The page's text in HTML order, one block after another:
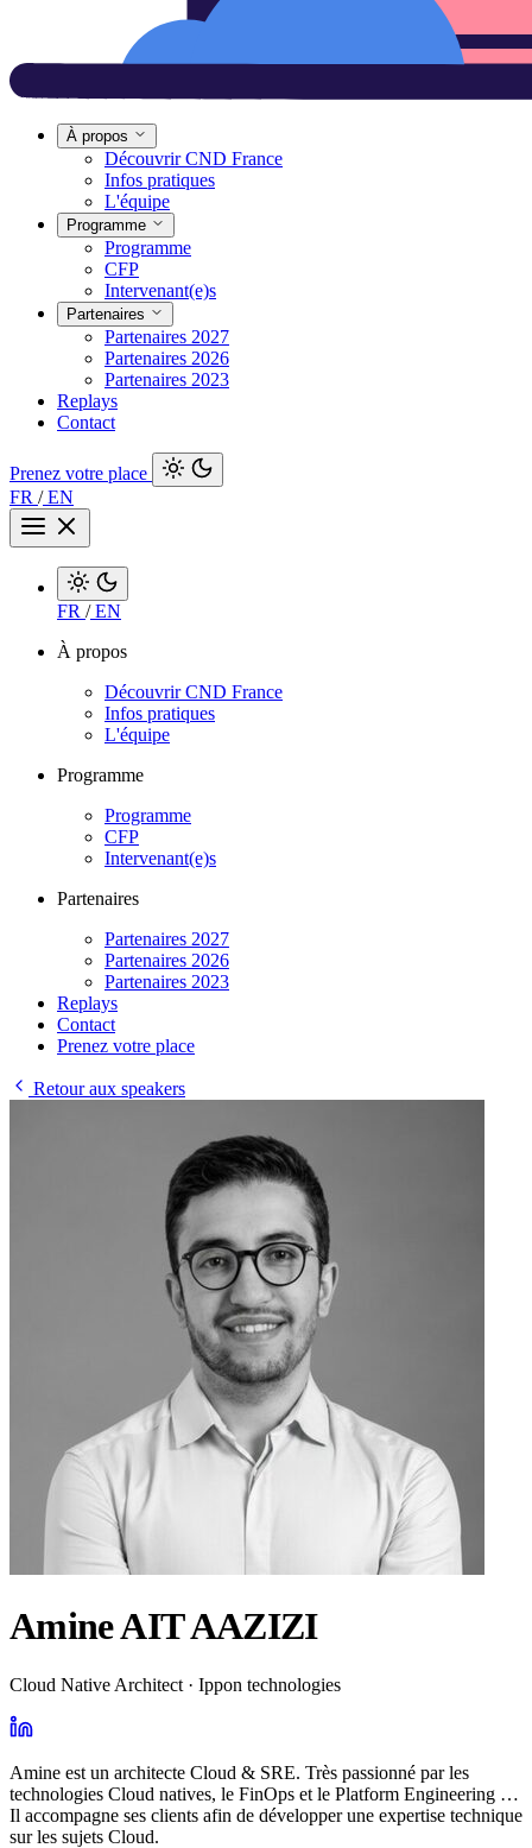
À propos
Découvrir CND France
Infos pratiques
L'équipe
Programme
Programme
CFP
Intervenant(e)s
Partenaires
Partenaires 2027
Partenaires 2026
Partenaires 2023
Replays
Contact
Prenez votre place
FR /EN
FR /EN
À propos
Découvrir CND France
Infos pratiques
L'équipe
Programme
Programme
CFP
Intervenant(e)s
Partenaires
Partenaires 2027
Partenaires 2026
Partenaires 2023
Replays
Contact
Prenez votre place
Retour aux speakers
Amine AIT AAZIZI
Cloud Native Architect · Ippon technologies
Amine est un architecte Cloud & SRE. Très passionné par les
technologies Cloud natives, le FinOps et le Platform Engineering …
Il accompagne ses clients afin de développer une expertise technique
sur les sujets Cloud.